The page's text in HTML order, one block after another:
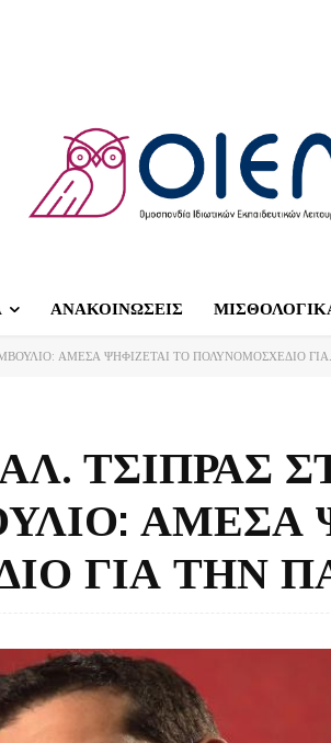
ΑΝΑΚΟΙΝΩΣΕΙΣ
ΑΜΕΣΑ ΨΗΦΙΖΕΤΑΙ ΤΟ ΠΟΛΥΝΟΜΟΣΧΕΔΙΟ
ΤΣΙΠΡΑΣ
ΑΜΕΣΑ
ΓΙΑ ΤΗΝ